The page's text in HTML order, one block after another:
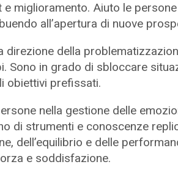
e miglioramento. Aiuto le
all’apertura di nuove
direzione della
Sono in grado di sbloccare
obiettivi prefissati.
nella gestione delle
di strumenti e conoscenze
dell’equilibrio e delle
e soddisfazione.